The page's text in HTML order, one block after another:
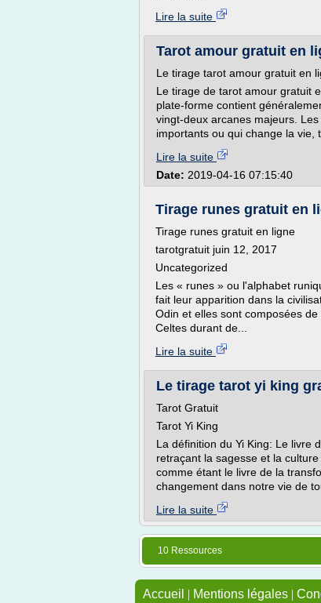
Lire la suite
Tarot amour gratuit en
Le tirage tarot amour gratuit en
Le tirage de tarot amour gratuit
plate-forme contient
vingt-deux arcanes majeurs.
importants ou qui change la vie,
Lire la suite
Date: 2019-04-16 07:15:40
Tirage runes gratuit en
Tirage runes gratuit en ligne
tarotgratuit juin 12, 2017
Uncategorized
Les « runes » ou l'alphabet
fait leur apparition dans la
Odin et elles sont composées
Celtes durant de...
Lire la suite
Le tirage tarot yi king
Tarot Gratuit
Tarot Yi King
La définition du Yi King: Le livre
retraçant la sagesse et la
comme étant le livre de la
changement dans notre vie de
Lire la suite
10 Ressources
Accueil | Mentions légales |